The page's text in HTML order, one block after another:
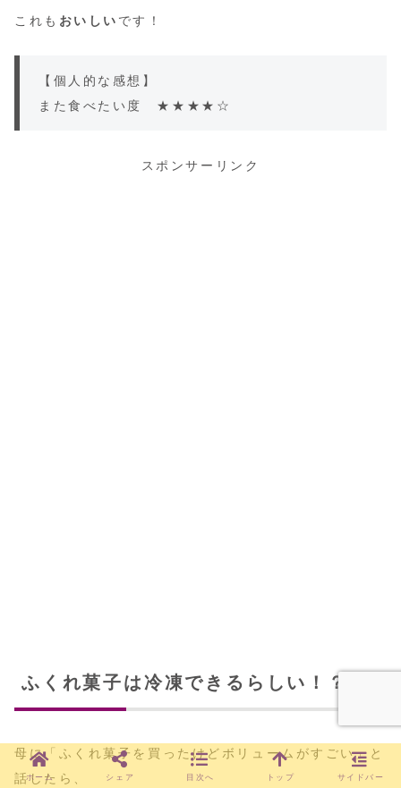
これも おいしい です！
【個人的な感想】
また食べたい度 ★★★★☆
スポンサーリンク
ふくれ菓子は冷凍できるらしい！？
母に「ふくれ菓子を買ったけどボリュームがすごい」と
話したら、
ホーム シェア 目次へ トップ サイドバー